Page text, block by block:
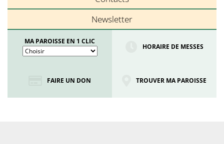
Newsletter
MA PAROISSE EN 1 CLIC
HORAIRE DE MESSES
FAIRE UN DON TROUVER MA PAROISSE